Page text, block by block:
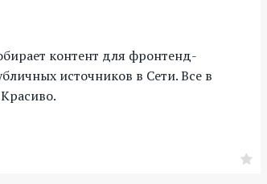
контент для фронтенд-
источников в Сети. Все в